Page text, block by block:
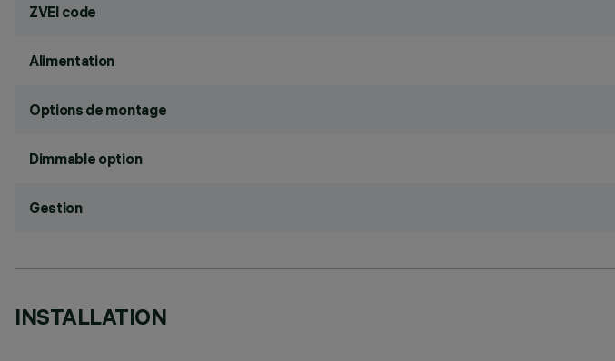
ZVEI code
Alimentation
Options de montage
Dimmable option
Gestion
INSTALLATION